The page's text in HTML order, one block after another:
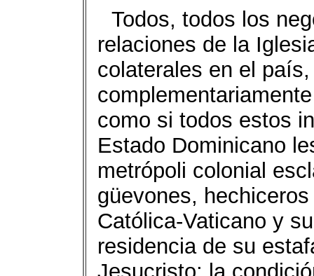
Todos, todos los
relaciones de la
colaterales en el
como si todos estos
Estado Dominicano
metrópoli colonial
güevones,
Católica-Vaticano y
residencia de su